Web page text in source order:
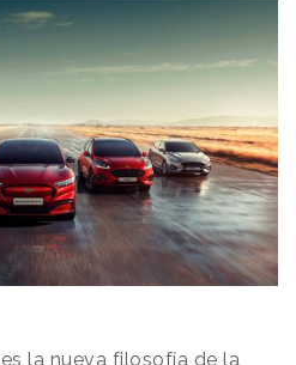
la nueva filosofía de la